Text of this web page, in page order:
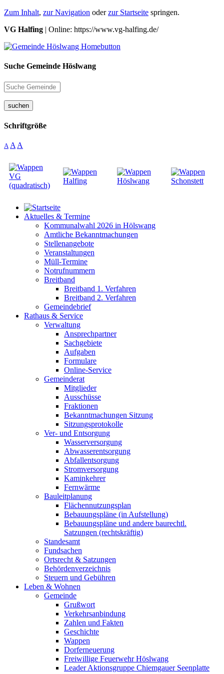
Zum Inhalt, zur Navigation oderzur Startseite springen.
VG Halfing | Online: https://www.vg-halfing.de/
Suche Gemeinde Höslwang
suchen
Schriftgröße
A A A
Aktuelles & Termine
Kommunalwahl 2026 in Hölswang
Amtliche Bekanntmachungen
Stellenangebote
Veranstaltungen
Müll-Termine
Notrufnummern
Breitband
Breitband 1. Verfahren
Breitband 2. Verfahren
Gemeindebrief
Rathaus & Service
Verwaltung
Ansprechpartner
Sachgebiete
Aufgaben
Formulare
Online-Service
Gemeinderat
Mitglieder
Ausschüsse
Fraktionen
Bekanntmachungen Sitzung
Sitzungsprotokolle
Ver- und Entsorgung
Wasserversorgung
Abwasserentsorgung
Abfallentsorgung
Stromversorgung
Kaminkehrer
Fernwärme
Bauleitplanung
Flächennutzungsplan
Bebauungspläne (in Aufstellung)
Bebauungspläne und andere baurechtl.
Satzungen (rechtskräftig)
Standesamt
Fundsachen
Ortsrecht & Satzungen
Behördenverzeichnis
Steuern und Gebühren
Leben & Wohnen
Gemeinde
Grußwort
Verkehrsanbindung
Zahlen und Fakten
Geschichte
Wappen
Dorferneuerung
Freiwillige Feuerwehr Höslwang
Leader Aktionsgruppe Chiemgauer Seenplatte